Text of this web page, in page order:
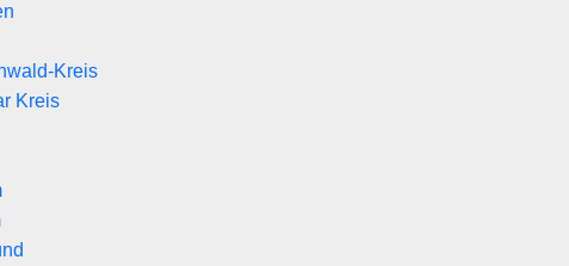
Kreis
Kreis